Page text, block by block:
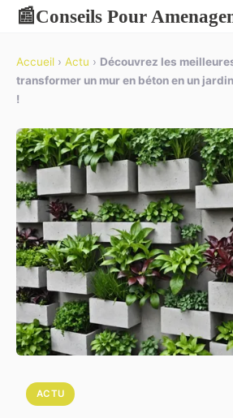
📰Conseils Pour
Accueil › Actu › Découvrez les
transformer un mur en béton en un
!
ACTU